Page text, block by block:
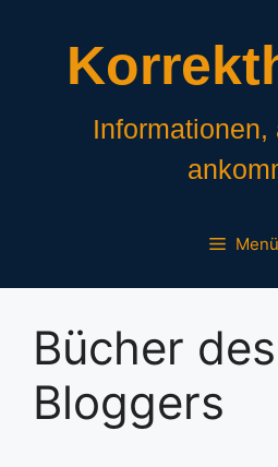
Informationen,
Menü
Bücher des
Bloggers